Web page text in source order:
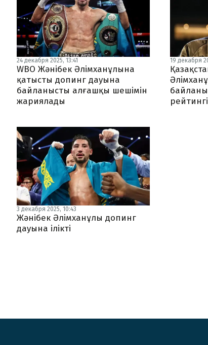
24 декабря 2025, 13:41
WBO Жәнібек Әлімханұлына
қатысты допинг дауына
байланысты алғашқы шешімін
жариялады
19 декабря
3 декабря 2025, 10:43
Жәнібек Әлімханұлы допинг
дауына ілікті